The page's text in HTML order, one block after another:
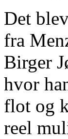
Det
fra
Birger
hvor
flot og
reel